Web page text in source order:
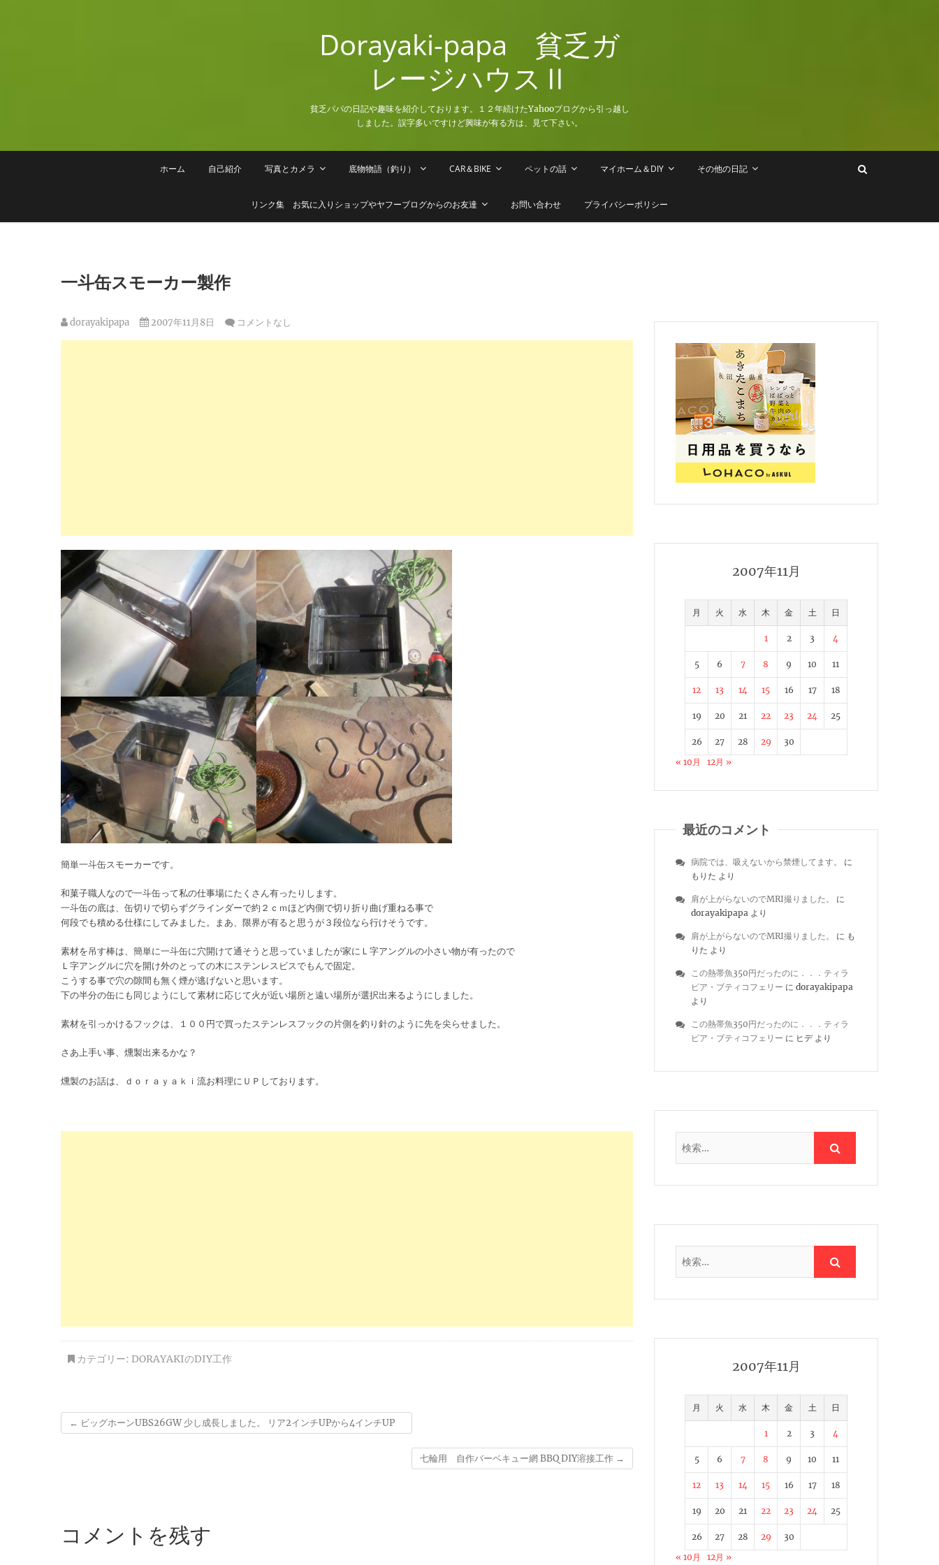
Dorayaki-papa 貧乏ガ
レージハウスⅡ
貧乏パパの日記や趣味を紹介しております。１２年続けたYahooブログから引っ越し
しました。誤字多いですけど興味が有る方は、見て下さい。
ホーム 自己紹介 写真とカメラ 底物物語（釣り） CAR＆BIKE ペットの話 マイホーム＆DIY その他の日記
リンク集 お気に入りショップやヤフーブログからのお友達 お問い合わせ プライバシーポリシー
一斗缶スモーカー製作
dorayakipapa 2007年11月8日 コメントなし
簡単一斗缶スモーカーです。
和菓子職人なので一斗缶って私の仕事場にたくさん有ったりします。
一斗缶の底は、缶切りで切らずグラインダーで約２ｃｍほど内側で切り折り曲げ重ねる事で
何段でも積める仕様にしてみました。まあ、限界が有ると思うが３段位なら行けそうです。
素材を吊す棒は、簡単に一斗缶に穴開けて通そうと思っていましたが家にＬ字アングルの小さい物が有ったので
Ｌ字アングルに穴を開け外のとっての木にステンレスビスでもんで固定。
こうする事で穴の隙間も無く煙が逃げないと思います。
下の半分の缶にも同じようにして素材に応じて火が近い場所と遠い場所が選択出来るようにしました。
素材を引っかけるフックは、１００円で買ったステンレスフックの片側を釣り針のように先を尖らせました。
さあ上手い事、燻製出来るかな？
燻製のお話は、ｄｏｒａｙａｋｉ流お料理にＵＰしております。
カテゴリー: DORAYAKIのDIY工作
← ビッグホーンUBS26GW 少し成長しました。 リア2インチUPから4インチUP
七輪用 自作バーベキュー網 BBQ DIY溶接工作 →
コメントを残す
2007年11月
月 火 水 木 金 土 日
1 2 3 4
5 6 7 8 9 10 11
12 13 14 15 16 17 18
19 20 21 22 23 24 25
26 27 28 29
30
« 10月
12月 »
最近のコメント
病院では、吸えないから禁煙してます。
に
もりた より
肩が上がらないのでMRI撮りました。
に
dorayakipapa より
肩が上がらないのでMRI撮りました。 に も
りた より
この熱帯魚350円だったのに．．．ティラ
ピア・ブティコフェリー に dorayakipapa
より
この熱帯魚350円だったのに．．．ティラ
ピア・ブティコフェリー に ヒデより
2007年11月
月 火 水 木 金 土 日
1 2 3 4
5 6 7 8 9 10 11
12 13 14 15 16 17 18
19 20 21 22 23 24 25
26 27 28 29
30
« 10月
12月 »